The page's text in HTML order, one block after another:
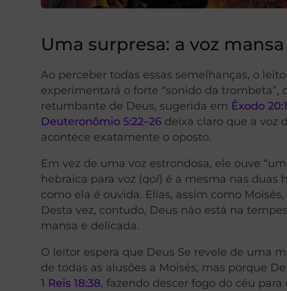
Uma surpresa: a voz
Ao perceber todas essas semelhanças, o
experimentará o forte “sonido da trombeta”,
retumbante de Deus, sugerida em Êxodo
Deuteronômio 5:22–26 deixa claro que a voz
acontece exatamente o oposto.
Em vez de uma voz estrondosa, ele ouve
hebraica para voz (qol) é a mesma nas duas
como ela é ouvida. Elias, assim como
Desta vez, contudo, Deus não está na
mansa e delicada.
O leitor espera que Deus Se revele de uma
de todas as alusões a Moisés, mas porque
1 Reis 18:38, fazendo descer fogo do céu